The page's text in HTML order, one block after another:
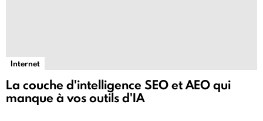
Internet
La couche d'intelligence SEO et AEO qui
manque à vos outils d'IA